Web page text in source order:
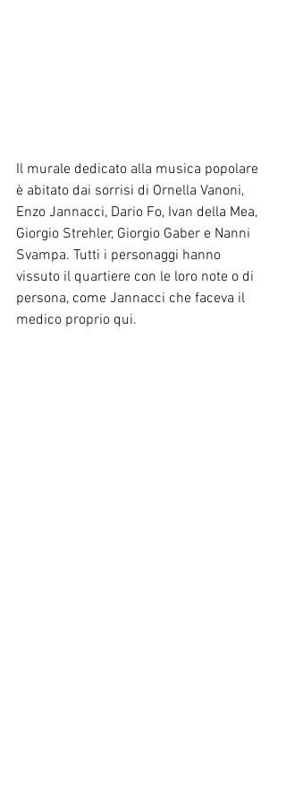
Il murale dedicato alla musica popolare
è abitato dai sorrisi di Ornella Vanoni,
Enzo Jannacci, Dario Fo, Ivan della Mea,
Giorgio Strehler, Giorgio Gaber e Nanni
Svampa. Tutti i personaggi hanno
vissuto il quartiere con le loro note o di
persona, come Jannacci che faceva il
medico proprio qui.